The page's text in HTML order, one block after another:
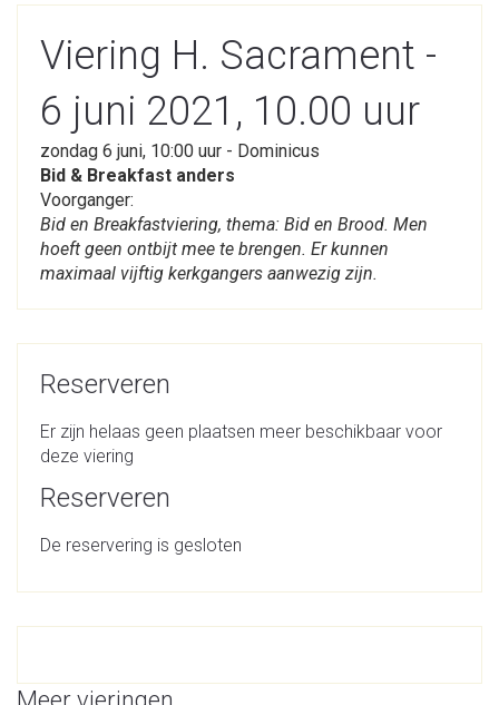
Viering H. Sacrament -
6 juni 2021, 10.00 uur
zondag 6 juni, 10:00 uur - Dominicus
Bid & Breakfast anders
Voorganger:
Bid en Breakfastviering, thema: Bid en Brood. Men
hoeft geen ontbijt mee te brengen. Er kunnen
maximaal vijftig kerkgangers aanwezig zijn.
Reserveren
Er zijn helaas geen plaatsen meer beschikbaar voor
deze viering
Reserveren
De reservering is gesloten